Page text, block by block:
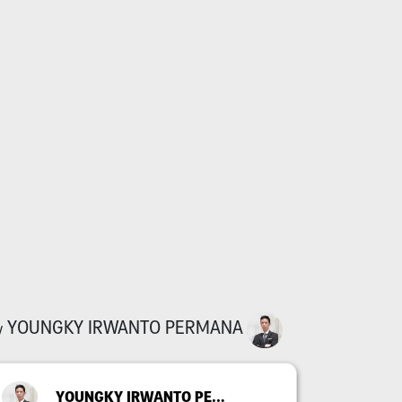
YOUNGKY IRWANTO PERMANA
YOUNGKY IRWANTO PERMANA